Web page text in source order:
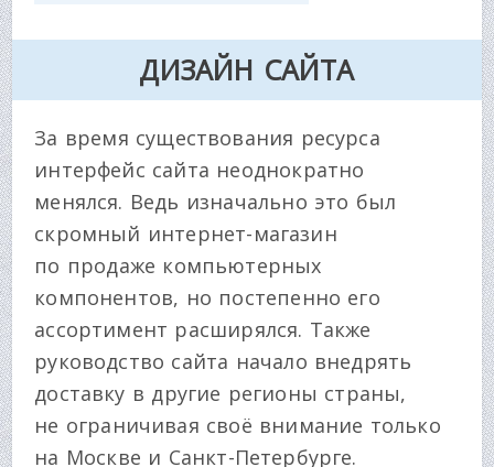
ДИЗАЙН САЙТА
За время существования ресурса
интерфейс сайта неоднократно
менялся. Ведь изначально это был
скромный интернет-магазин
по продаже компьютерных
компонентов, но постепенно его
ассортимент расширялся. Также
руководство сайта начало внедрять
доставку в другие регионы страны,
не ограничивая своё внимание только
на Москве и Санкт-Петербурге.